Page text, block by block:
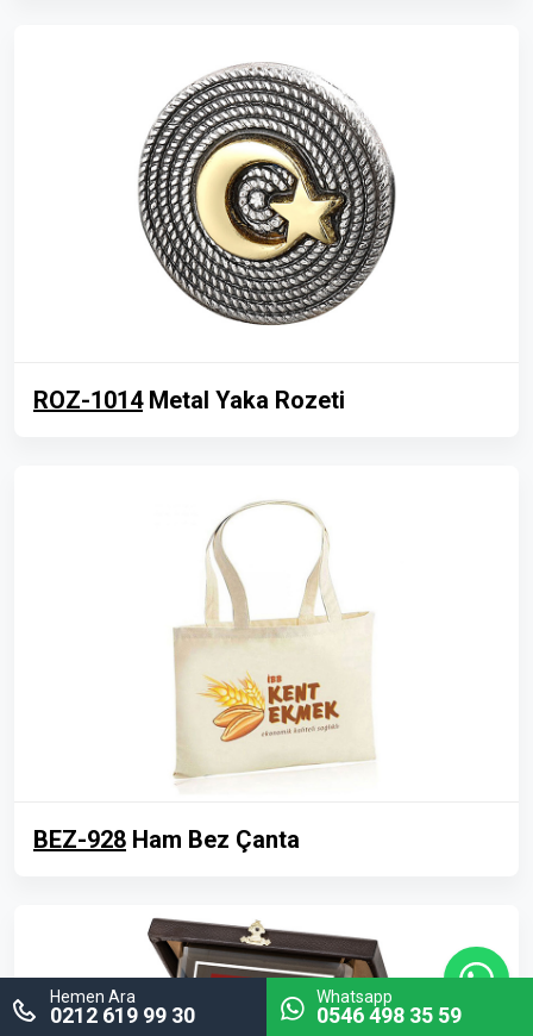
ROZ-1014Metal Yaka Rozeti
BEZ-928 Ham Bez Çanta
Hemen Ara
0212 619 99 30
Whatsapp
0546 498 35 59